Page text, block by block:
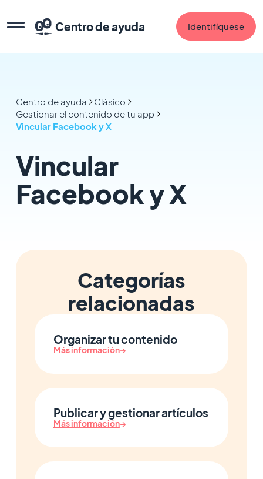
Centro de ayuda Identifíquese
Centro de ayuda
Clásico
Gestionar el contenido de tu app
Vincular Facebook y X
Vincular
Facebook y X
Categorías
relacionadas
Organizar tu contenido
Más información→
Publicar y gestionar artículos
Más información→